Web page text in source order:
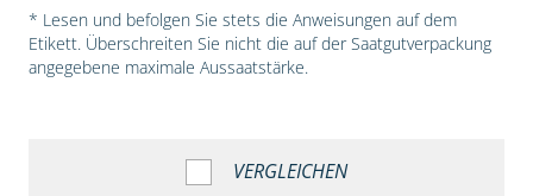
* Lesen und befolgen Sie stets die Anweisungen auf dem
Etikett. Überschreiten Sie nicht die auf der Saatgutverpackung
angegebene maximale Aussaatstärke.
VERGLEICHEN